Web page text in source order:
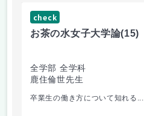
check
お茶の水女子大学論(15)
全学部 全学科
鹿住倫世先生
卒業生の働き方について知れる...